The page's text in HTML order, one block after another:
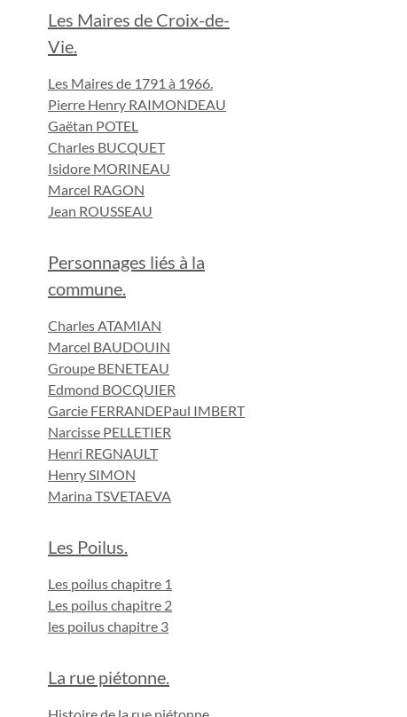
Les Maires de Croix-de-
Vie.
Les Maires de 1791 à 1966.
Pierre Henry RAIMONDEAU
Gaëtan POTEL
Charles BUCQUET
Isidore MORINEAU
Marcel RAGON
Jean ROUSSEAU
Personnages liés à la
commune.
Charles ATAMIAN
Marcel BAUDOUIN
Groupe BENETEAU
Edmond BOCQUIER
Garcie FERRANDEPaul IMBERT
Narcisse PELLETIER
Henri REGNAULT
Henry SIMON
Marina TSVETAEVA
Les Poilus.
Les poilus chapitre 1
Les poilus chapitre 2
les poilus chapitre 3
La rue piétonne.